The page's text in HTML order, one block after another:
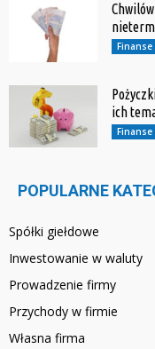
Finanse
ich
Finanse
POPULARNE
Spółki giełdowe
Inwestowanie w waluty
Prowadzenie firmy
Przychody w firmie
Własna firma